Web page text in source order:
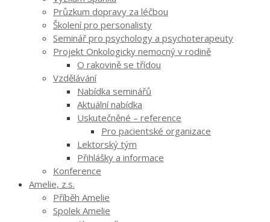
Průzkum dopravy za léčbou
Školení pro personalisty
Seminář pro psychology a psychoterapeuty
Projekt Onkologicky nemocný v rodině
O rakovině se třídou
Vzdělávání
Nabídka seminářů
Aktuální nabídka
Uskutečněné – reference
Pro pacientské organizace
Lektorský tým
Přihlášky a informace
Konference
Amelie, z.s.
Příběh Amelie
Spolek Amelie